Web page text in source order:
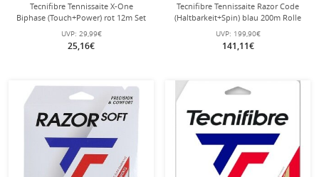
Tecnifibre Tennissaite X-One
Biphase (Touch+Power) rot 12m Set
UVP: 29,99€
25,16€
Tecnifibre Tennissaite Razor Code
(Haltbarkeit+Spin) blau 200m Rolle
UVP: 199,90€
141,11€